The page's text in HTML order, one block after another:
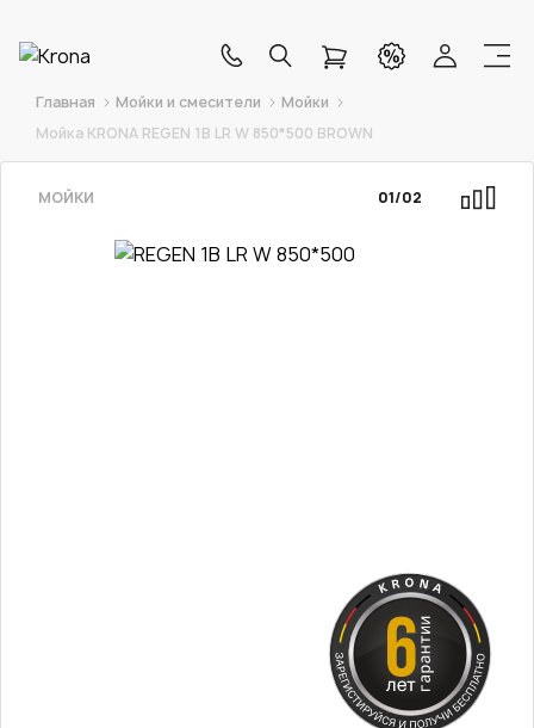
Главная Мойки и смесители
Мойки
Мойка KRONA REGEN 1B LR W 850*500 BROWN
МОЙКИ 01/02